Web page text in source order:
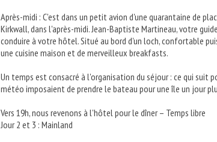
Après-midi : C'est dans un petit avion d'une quarantaine de
Kirkwall, dans l'après-midi. Jean-Baptiste Martineau, votre
conduire à votre hôtel. Situé au bord d'un loch, confortable
une cuisine maison et de merveilleux breakfasts.
Un temps est consacré à l'organisation du séjour : ce qui suit
météo imposaient de prendre le bateau pour une île un jour
Vers 19h, nous revenons à l'hôtel pour le dîner – Temps libre
Jour 2 et 3 : Mainland